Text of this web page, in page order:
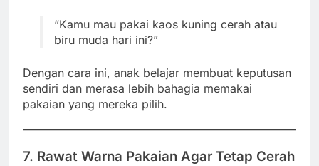
“Kamu mau pakai kaos kuning cerah atau
biru muda hari ini?”
Dengan cara ini, anak belajar membuat keputusan
sendiri dan merasa lebih bahagia memakai
pakaian yang mereka pilih.
7. Rawat Warna Pakaian Agar Tetap Cerah